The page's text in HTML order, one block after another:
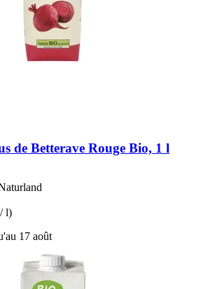
de Betterave Rouge Bio, 1 l
l)
17 août